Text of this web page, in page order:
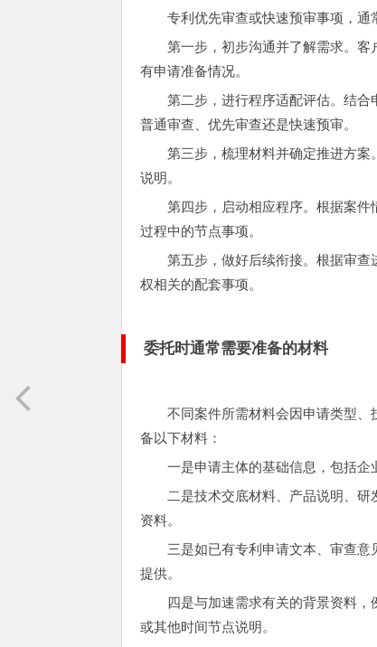
专利优先审查或快速预审事项，通
第一步，初步沟通并了解需求。
有申请准备情况。
第二步，进行程序适配评估。结
普通审查、优先审查还是快速预审。
第三步，梳理材料并确定推进方
说明。
第四步，启动相应程序。根据案
过程中的节点事项。
第五步，做好后续衔接。根据审
权相关的配套事项。
委托时通常需要准备的材料
不同案件所需材料会因申请类型
备以下材料：
一是申请主体的基础信息，包括企
二是技术交底材料、产品说明、
资料。
三是如已有专利申请文本、审查
提供。
四是与加速需求有关的背景资料
或其他时间节点说明。